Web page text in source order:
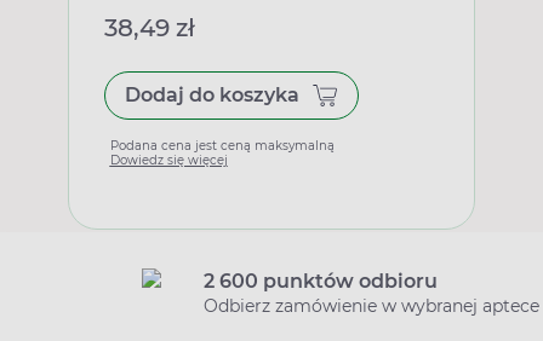
38,49 zł
Dodaj do koszyka
Podana cena jest ceną maksymalną
Dowiedz się więcej
2 600 punktów odbioru
Odbierz zamówienie w wybranej aptece